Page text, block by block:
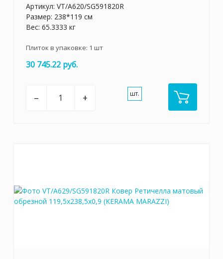
Артикул: VT/A620/SG591820R
Размер: 238*119 см
Вес: 65.3333 кг
Плиток в упаковке: 1 шт
30 745.22 руб.
– + шт.